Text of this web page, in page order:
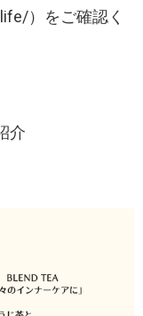
）をご確認く
介